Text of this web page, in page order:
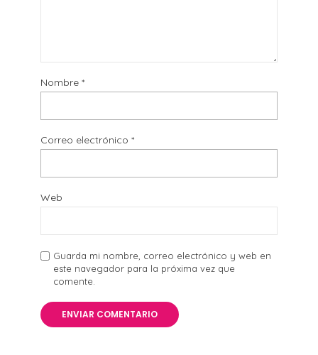
Nombre *
Correo electrónico *
Web
Guarda mi nombre, correo electrónico y web en
este navegador para la próxima vez que
comente.